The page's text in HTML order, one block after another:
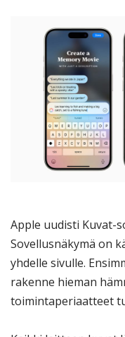
Apple uudisti Kuvat-
Sovellusnäkymä on
yhdelle sivulle.
rakenne hieman
toimintaperiaatteet